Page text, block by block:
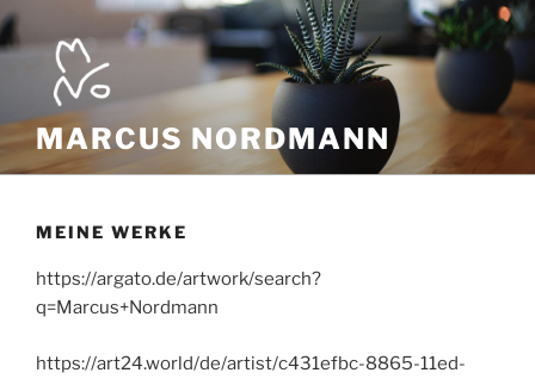
Zum
Inhalt
springen
MARCUS NORDMANN
MEINE WERKE
https://argato.de/artwork/search?
q=Marcus+Nordmann
https://art24.world/de/artist/c431efbc-8865-11ed-